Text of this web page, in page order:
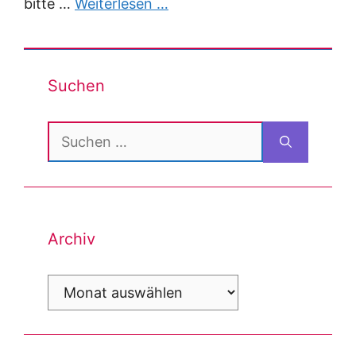
bitte … Weiterlesen …
Suchen
Suchen
nach:
Archiv
Archiv